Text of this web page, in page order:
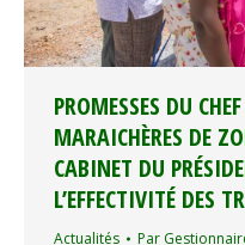
PROMESSES DU
MARAICHÈRES DE
CABINET DU
L’EFFECTIVITÉ DES
Actualités Par